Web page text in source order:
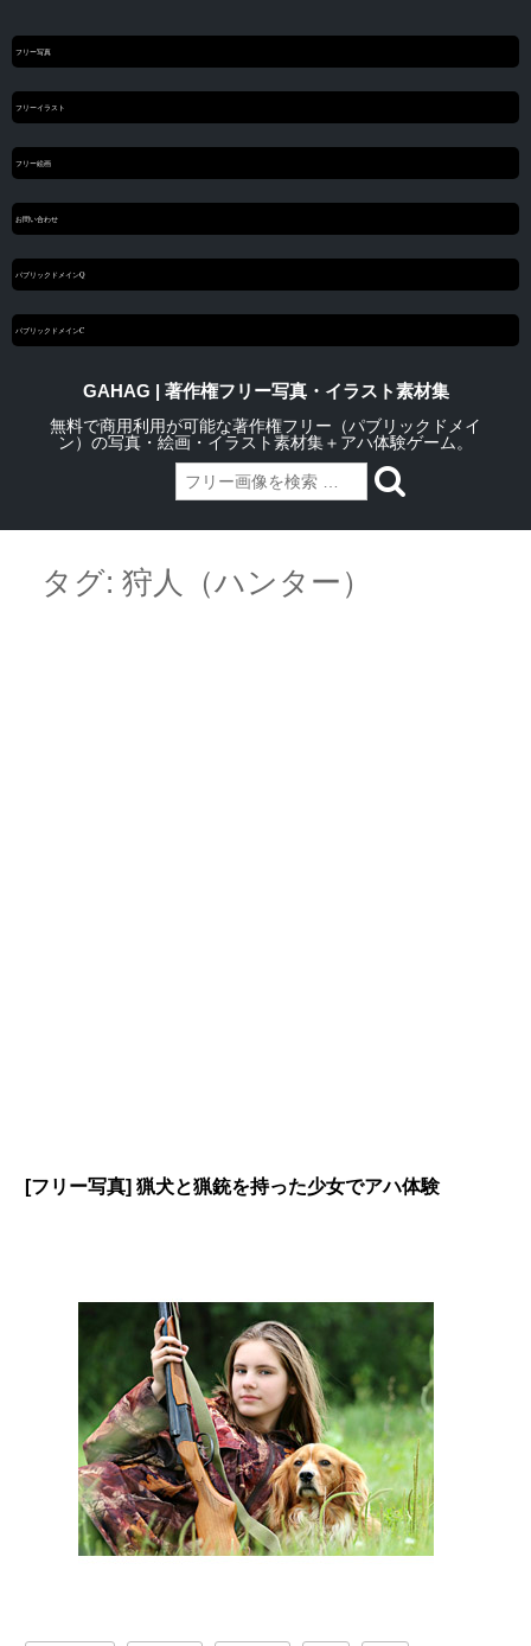
フリー写真
フリーイラスト
フリー絵画
お問い合わせ
パブリックドメインQ
パブリックドメインC
GAHAG | 著作権フリー写真・イラスト素材集
無料で商用利用が可能な著作権フリー（パブリックドメイ
ン）の写真・絵画・イラスト素材集＋アハ体験ゲーム。
contentタグ: 狩人（ハンター）
[フリー写真] 猟犬と猟銃を持った少女でアハ体験